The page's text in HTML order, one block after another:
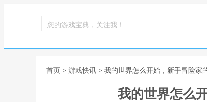
您的游戏宝典，关注我！
首页 > 游戏快讯 > 我的世界怎么开始，新手冒险家
我的世界怎么